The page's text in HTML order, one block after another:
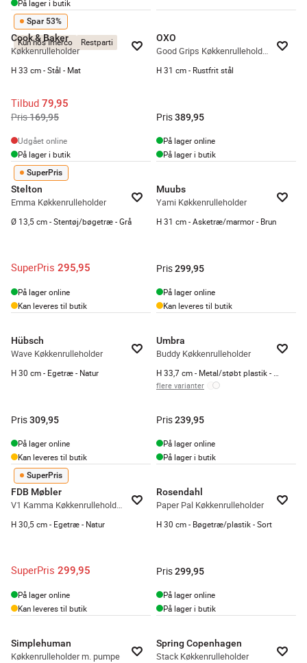
På lager i butik
Kun hos Imerco Restparti
Spar 53%
Cook & Baker
Køkkenrulleholder
H 33 cm - Stål - Mat
Tilbud 79,95
Pris169,95
Udgået online
På lager i butik
OXO
Good Grips Køkkenrulleholder
H 31 cm - Rustfrit stål
Pris389,95
På lager online
På lager i butik
SuperPris
Stelton
Emma Køkkenrulleholder
Ø 13,5 cm - Stentøj/bøgetræ - Grå
SuperPris 295,95
På lager online
Kan leveres til butik
Muubs
Yami Køkkenrulleholder
H 31 cm - Asketræ/marmor - Brun
Pris299,95
På lager online
Kan leveres til butik
Hübsch
Wave Køkkenrulleholder
H 30 cm - Egetræ - Natur
Pris309,95
På lager online
Kan leveres til butik
Umbra
Buddy Køkkenrulleholder
flere varianter
Pris239,95
På lager online
På lager i butik
SuperPris
FDB Møbler
V1 Kamma Køkkenrulleholder
H 30,5 cm - Egetræ - Natur
SuperPris 299,95
På lager online
Kan leveres til butik
Rosendahl
Paper Pal Køkkenrulleholder
H 30 cm - Bøgetræ/plastik - Sort
Pris299,95
På lager online
På lager i butik
Simplehuman
Køkkenrulleholder m. pumpe
Spring Copenhagen
Stack Køkkenrulleholder